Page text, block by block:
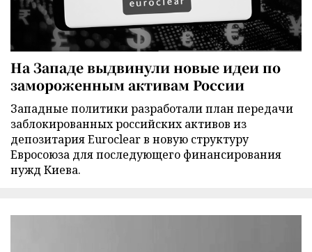
На Западе выдвинули новые идеи по
замороженным активам России
Западные политики разработали план передачи
заблокированных российских активов из
депозитария Euroclear в новую структуру
Евросоюза для последующего финансирования
нужд Киева.